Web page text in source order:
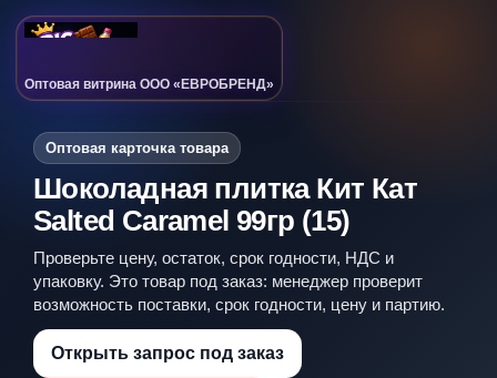
Оптовая витрина ООО «ЕВРОБРЕНД»
Оптовая карточка товара
Шоколадная плитка Кит Кат
Salted Caramel 99гр (15)
Проверьте цену, остаток, срок годности, НДС и
упаковку. Это товар под заказ: менеджер проверит
возможность поставки, срок годности, цену и партию.
Открыть запрос под заказ